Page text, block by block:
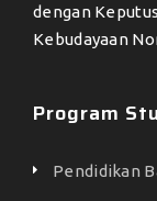
dengan
Kebudayaan
Program
Pendidikan